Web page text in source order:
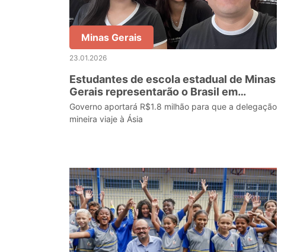
Minas Gerais
23.01.2026
Estudantes de escola estadual de Minas
Gerais representarão o Brasil em
olimpíada internacional de Matemática
na Tailândia
Governo aportará R$1.8 milhão para que a delegação
mineira viaje à Ásia